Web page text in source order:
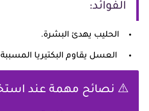
الفوائد:
الحليب يهدئ البشرة.
العسل يقاوم البكتيريا
⚠️ نصائح مهمة عند